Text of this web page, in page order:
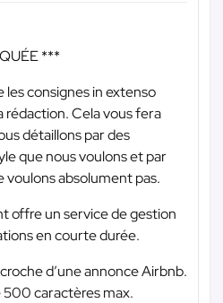
***
les consignes in extenso
Cela vous fera
détaillons par des
que nous voulons et par
voulons absolument pas.
offre un service de gestion
en courte durée.
d’une annonce Airbnb.
caractères max.